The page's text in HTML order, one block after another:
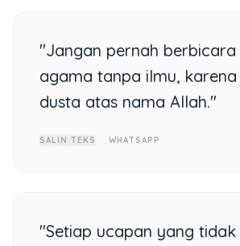
"Jangan pernah
agama tanpa ilmu,
dusta atas nama Allah."
SALIN TEKS WHATSAPP
"Setiap ucapan yang tidak